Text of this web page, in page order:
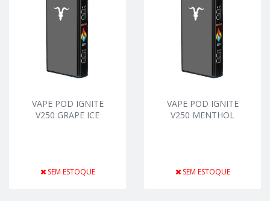
VAPE POD IGNITE
V250 GRAPE ICE
SEM ESTOQUE
VAPE POD IGNITE
V250 MENTHOL
SEM ESTOQUE